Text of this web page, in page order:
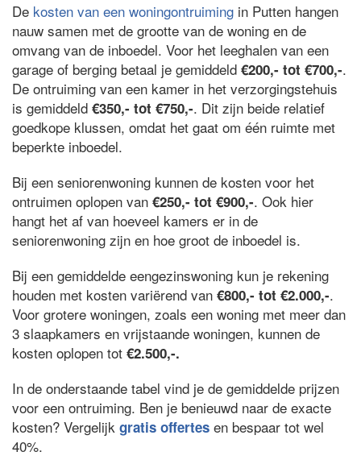
De kosten van een woningontruiming in Putten hangen
nauw samen met de grootte van de woning en de
omvang van de inboedel. Voor het leeghalen van een
garage of berging betaal je gemiddeld €200,- tot €700,-.
De ontruiming van een kamer in het verzorgingstehuis
is gemiddeld €350,- tot €750,-. Dit zijn beide relatief
goedkope klussen, omdat het gaat om één ruimte met
beperkte inboedel.
Bij een seniorenwoning kunnen de kosten voor het
ontruimen oplopen van €250,- tot €900,-. Ook hier
hangt het af van hoeveel kamers er in de
seniorenwoning zijn en hoe groot de inboedel is.
Bij een gemiddelde eengezinswoning kun je rekening
houden met kosten variërend van €800,- tot €2.000,-.
Voor grotere woningen, zoals een woning met meer dan
3 slaapkamers en vrijstaande woningen, kunnen de
kosten oplopen tot €2.500,-.
In de onderstaande tabel vind je de gemiddelde prijzen
voor een ontruiming. Ben je benieuwd naar de exacte
kosten? Vergelijk gratis offertes en bespaar tot wel
40%.